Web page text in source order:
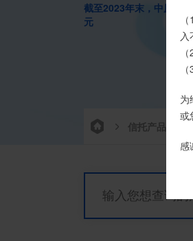
截至2023年末，中原信
元
信托产品
时
入
为
或
感